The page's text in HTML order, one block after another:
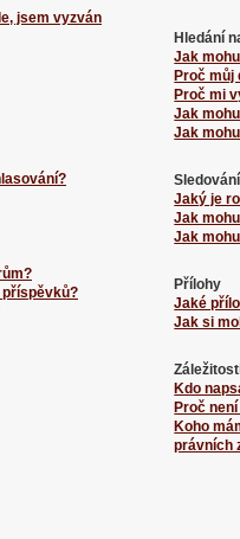
jsem vyzván
příspěvků?
Hledání
Jak
Proč můj
Proč mi
Jak
Jak
Jaký je
Jak
Jak
Přílohy
Jaké
Jak si
Kdo
Proč
Koho
právních